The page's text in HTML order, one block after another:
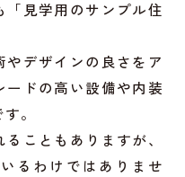
見学用のサンプル住
デザインの良さをア
ードの高い設備や内装
。
こともありますが、
るわけではありませ